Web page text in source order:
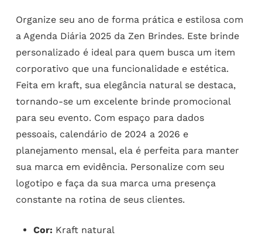
Organize seu ano de forma prática e estilosa com
a Agenda Diária 2025 da Zen Brindes. Este brinde
personalizado é ideal para quem busca um item
corporativo que una funcionalidade e estética.
Feita em kraft, sua elegância natural se destaca,
tornando-se um excelente brinde promocional
para seu evento. Com espaço para dados
pessoais, calendário de 2024 a 2026 e
planejamento mensal, ela é perfeita para manter
sua marca em evidência. Personalize com seu
logotipo e faça da sua marca uma presença
constante na rotina de seus clientes.
Cor: Kraft natural